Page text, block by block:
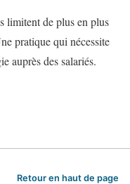
limitent de plus en plus
pratique qui nécessite
auprès des salariés.
Retour en haut de page